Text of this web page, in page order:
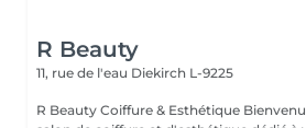
R Beauty
11, rue de l'eau Diekirch L-9225
R Beauty Coiffure & Esthétique Bienvenue chez R Beauty, votre